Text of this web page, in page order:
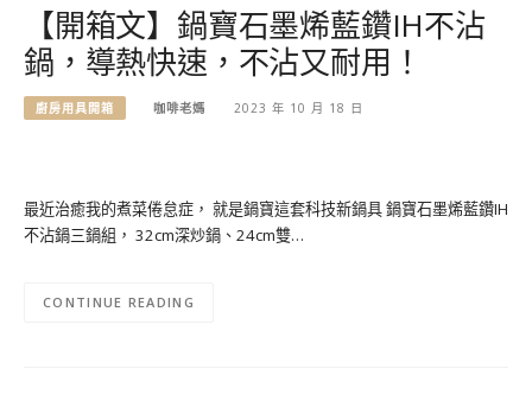
【開箱文】鍋寶石墨烯藍鑽IH不沾
鍋，導熱快速，不沾又耐用！
廚房用具開箱 咖啡老媽 2023 年 10 月 18 日
最近治癒我的煮菜倦怠症， 就是鍋寶這套科技新鍋具 鍋寶石墨烯藍鑽IH
不沾鍋三鍋組， 32cm深炒鍋、24cm雙…
CONTINUE READING